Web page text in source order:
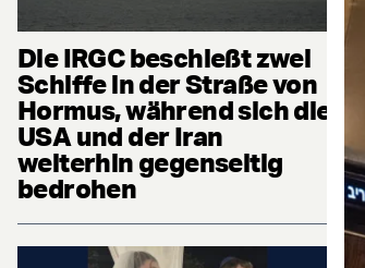
Die IRGC beschießt zwei
Schiffe in der Straße von
Hormus, während sich die
USA und der Iran
weiterhin gegenseitig
bedrohen